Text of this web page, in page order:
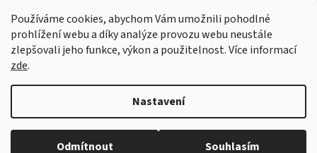
Používáme cookies, abychom Vám umožnili pohodlné
prohlížení webu a díky analýze provozu webu neustále
zlepšovali jeho funkce, výkon a použitelnost. Více informací
zde.
Nastavení
Odmítnout Souhlasím
Nejlepší deskové hry: výběr, který frčí v celém Česku
18.6.2026
Copyright 2026HRAS. Všechna práva vyhrazena.Upravit nastavení